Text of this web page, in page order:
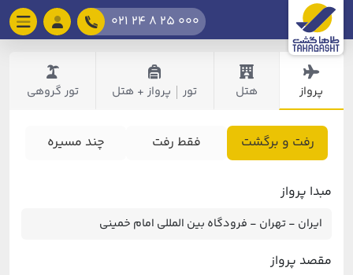
021 24 8 25 000
پرواز هتل تور پرواز + هتل تور گروهی
رفت و برگشت فقط رفت چند مسیره
مبدا پرواز
مقصد پرواز